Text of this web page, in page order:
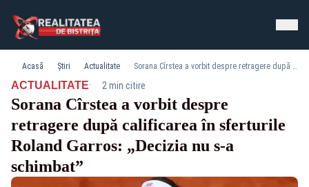
Acasă Știri Actualitate Sorana Cîrstea a vorbit despre retragere după calificarea în sferturile Roland Garros: „Decizia nu s-a schimbat”
ACTUALITATE· 2 min citire
Sorana Cîrstea a vorbit despre
retragere după calificarea în sferturile
Roland Garros: „Decizia nu s-a
schimbat”